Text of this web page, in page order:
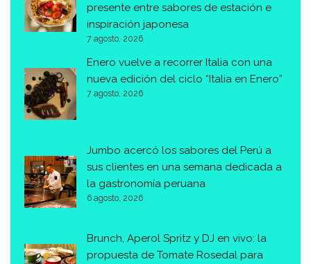
presente entre sabores de estación e
inspiración japonesa
7 agosto, 2026
Enero vuelve a recorrer Italia con una
nueva edición del ciclo “Italia en Enero”
7 agosto, 2026
Jumbo acercó los sabores del Perú a
sus clientes en una semana dedicada a
la gastronomía peruana
6 agosto, 2026
Brunch, Aperol Spritz y DJ en vivo: la
propuesta de Tomate Rosedal para